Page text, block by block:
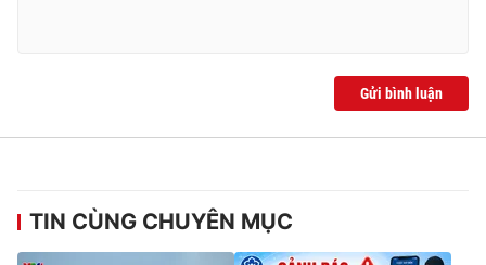
Gửi bình luận
TIN CÙNG CHUYÊN MỤC